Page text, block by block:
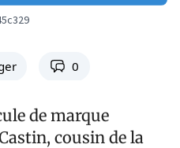
0
de marque
cousin de la